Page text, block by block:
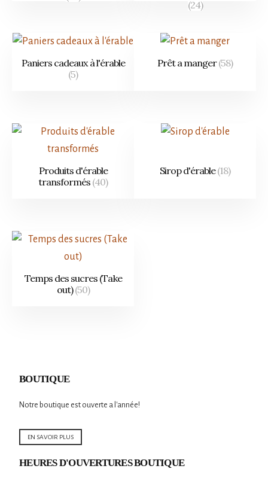
(24)
Paniers cadeaux à l'érable
(5)
Prêt a manger(58)
Produits d'érable
transformés (40)
Sirop d'érable(18)
Temps des sucres (Take
out)(50)
BOUTIQUE
Notre boutique est ouverte a l'année!
EN SAVOIR PLUS
HEURES D'OUVERTURES BOUTIQUE